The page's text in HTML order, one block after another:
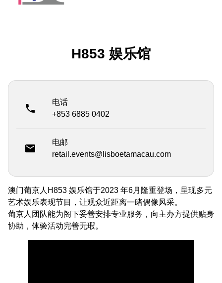
H853 娱乐馆
电话
+853 6885 0402
电邮
retail.events@lisboetamacau.com
澳门葡京人H853 娱乐馆于2023 年6月隆重登场，呈现多元
艺术娱乐表现节目，让观众近距离㇐睹偶像风采。
葡京人团队能为阁下妥善安排专业服务，向主办方提供贴身
协助，体验活动完善无瑕。